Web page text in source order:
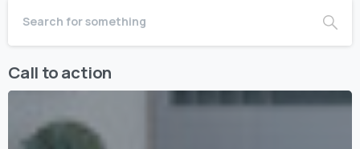
Call to action